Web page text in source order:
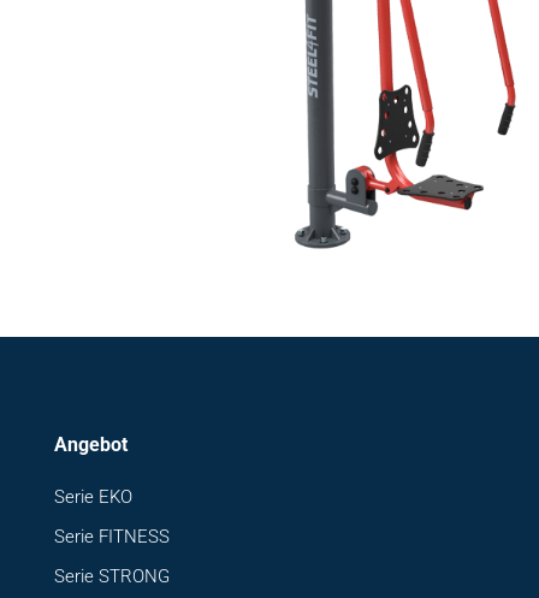
Angebot
Serie EKO
Serie FITNESS
Serie STRONG